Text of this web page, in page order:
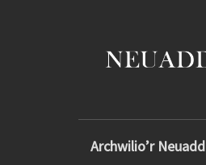
Archwilio’r Neuadd